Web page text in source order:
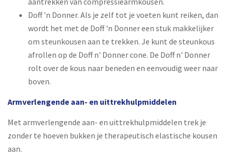
Doff 'n Donner. Als je zelf tot je voeten kunt reiken, dan
wordt het met de Doff 'n Donner een stuk makkelijker
om steunkousen aan te trekken. Je kunt de steunkous
afrollen op de Doff n' Donner cone. De Doff n' Donner
rolt over de kous naar beneden en eenvoudig weer naar
boven.
Armverlengende aan- en uittrekhulpmiddelen
Met armverlengende aan- en uittrekhulpmiddelen trek je
zonder te hoeven bukken je therapeutisch elastische kousen
aan.